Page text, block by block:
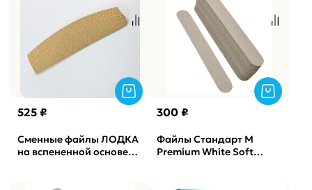
525 ₽
Сменные файлы ЛОДКА
на вспененной основе
300 ₽
Файлы Стандарт M
Premium White Soft